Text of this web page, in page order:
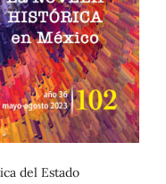
del Estado